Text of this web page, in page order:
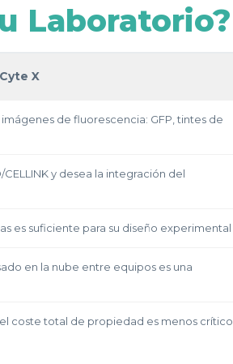
Laboratorio?
X
de fluorescencia: GFP, tintes de
y desea la integración del
es suficiente para su diseño experimental
en la nube entre equipos es una
coste total de propiedad es menos crítico